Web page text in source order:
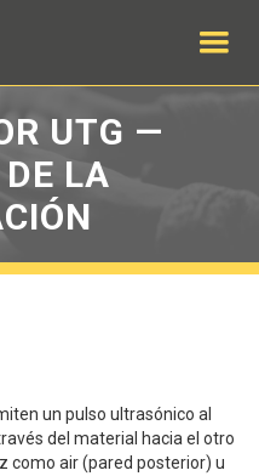
UTG —
LA
un pulso ultrasónico al
del material hacia el otro
como air (pared posterior) u